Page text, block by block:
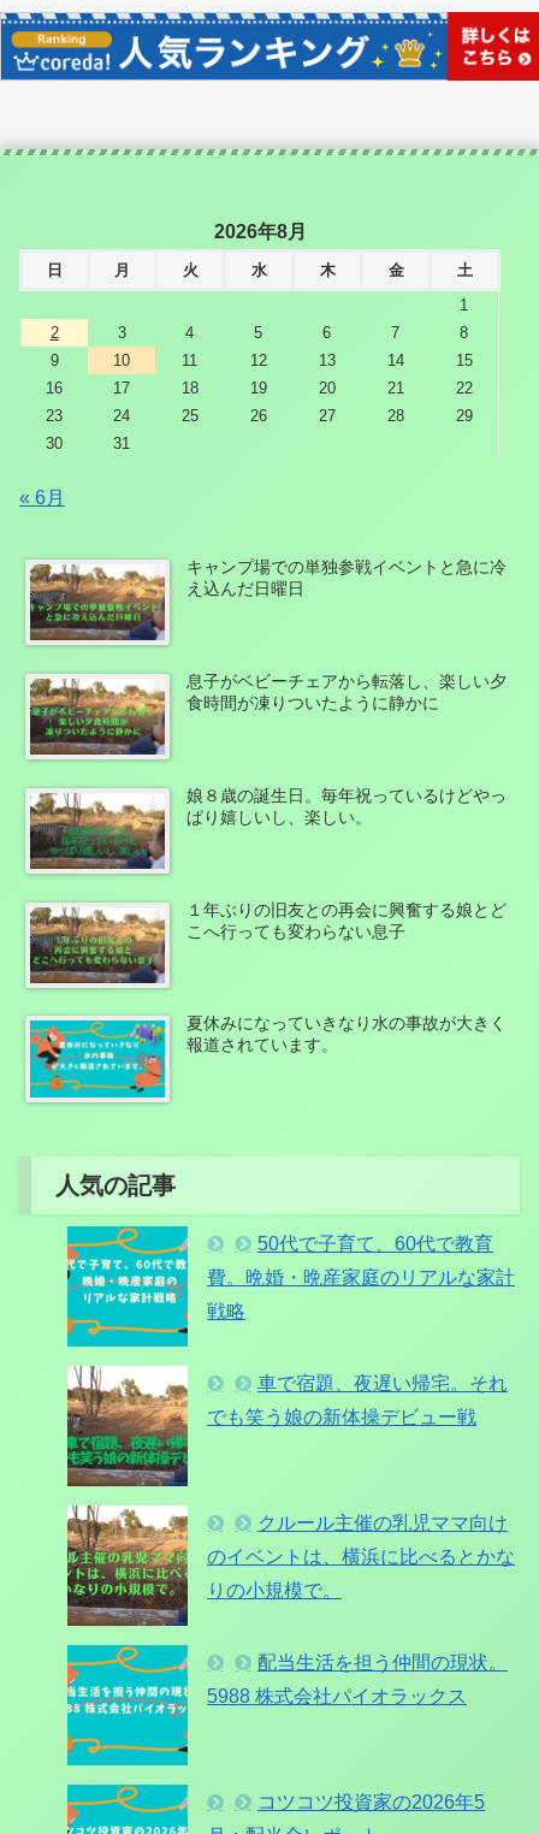
2026年8月
日 月 火 水 木 金
土
1
2
3 4 5 6 7
8
9
10 11 12 13 14
15
16
17 18 19 20 21
22
23
24 25 26 27 28
29
30
31
« 6月
キャンプ場での単独参戦イベントと急に冷
え込んだ日曜日
息子がベビーチェアから転落し、楽しい夕
食時間が凍りついたように静かに
娘８歳の誕生日。毎年祝っているけどやっ
ぱり嬉しいし、楽しい。
１年ぶりの旧友との再会に興奮する娘とど
こへ行っても変わらない息子
夏休みになっていきなり水の事故が大きく
報道されています。
人気の記事
50代で子育て、60代で教育
費。晩婚・晩産家庭のリアルな家計
戦略
車で宿題、夜遅い帰宅。それ
でも笑う娘の新体操デビュー戦
クルール主催の乳児ママ向け
のイベントは、横浜に比べるとかな
りの小規模で。
配当生活を担う仲間の現状。
5988 株式会社パイオラックス
コツコツ投資家の2026年5